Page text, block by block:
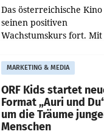
Das österreichische Kino
seinen positiven
Wachstumskurs fort.
und Besucher höheren
Nettoreichweite im ersten
Halbjahr 2026
MARKETING & MEDIA
ORF Kids startet
Format „Auri und
um die Träume
Menschen